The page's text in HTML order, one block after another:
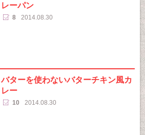
レーパン
8 2014.08.30
バターを使わないバターチキン風カ
レー
10 2014.08.30